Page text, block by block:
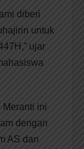
diberi
untuk
ujar
ini
dengan
AS dan